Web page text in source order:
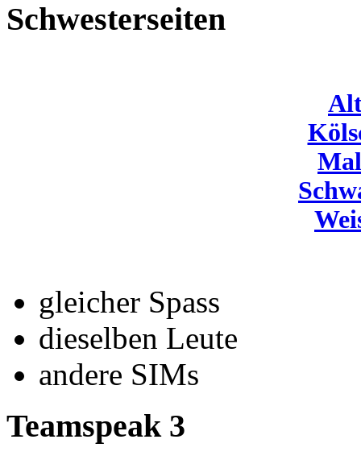
Schwesterseiten
gleicher Spass
dieselben Leute
andere SIMs
Teamspeak 3